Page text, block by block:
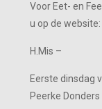
Voor Eet- en
u op de website:
H.Mis –
Eerste dinsdag
Peerke